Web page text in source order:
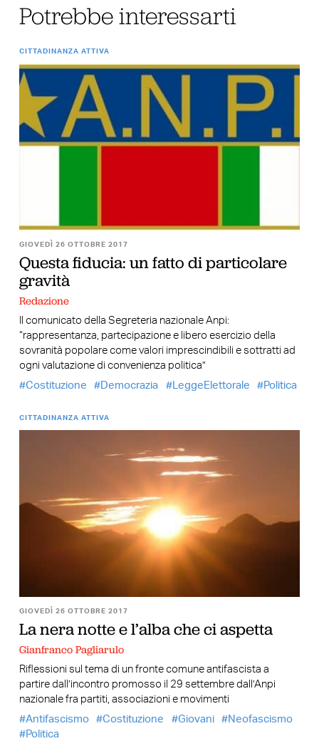
Potrebbe interessarti
CITTADINANZA ATTIVA
GIOVEDÌ 26 OTTOBRE 2017
Questa fiducia: un fatto di particolare
gravità
Redazione
Il comunicato della Segreteria nazionale Anpi:
“rappresentanza, partecipazione e libero esercizio della
sovranità popolare come valori imprescindibili e sottratti ad
ogni valutazione di convenienza politica”
Costituzione
Democrazia LeggeElettorale Politica
CITTADINANZA ATTIVA
GIOVEDÌ 26 OTTOBRE 2017
La nera notte e l’alba che ci aspetta
Gianfranco Pagliarulo
Riflessioni sul tema di un fronte comune antifascista a
partire dall’incontro promosso il 29 settembre dall’Anpi
nazionale fra partiti, associazioni e movimenti
Antifascismo
Costituzione Giovani
Neofascismo
Politica